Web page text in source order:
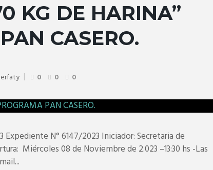
KG DE HARINA”
CASERO.
0 0 0
Expediente N° 6147/2023 Iniciador: Secretaria de
Miércoles 08 de Noviembre de 2.023 –13:30 hs -Las